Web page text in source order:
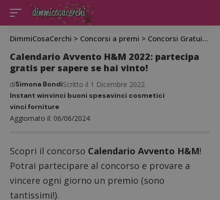
DimmiCosaCerchi > Concorsi a premi > Concorsi Gratuiti >
Calendario Avvento H&M 2022: partecipa
gratis per sapere se hai vinto!
Aggiornato il: 06/06/2024
diSimona BondiScritto il 1 Dicembre 2022
Instant winvinci buoni spesavinci cosmetici
vinci forniture
Scopri il concorso Calendario Avvento H&M!
Potrai partecipare al concorso e provare a
vincere ogni giorno un premio (sono
tantissimi!).